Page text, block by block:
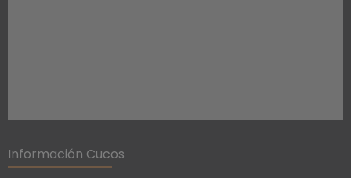
Información Cucos